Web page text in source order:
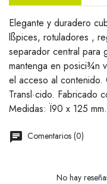
Elegante y duradero
lßpices, rotuladores ,
separador central para
mantenga en posici¾n
el acceso al contenido.
Transl·cido. Fabricado
Medidas: Ï90 x 125 mm.
Comentarios (0)
No hay